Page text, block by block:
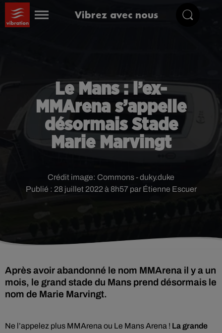
Vibrez avec nous
Le Mans : l’ex-
MMArena s’appelle
désormais Stade
Marie Marvingt
Publié : 28 juillet 2022 à 8h57 par Étienne Escuer
Crédit image: Commons - duky.duke
Après avoir abandonné le nom MMArena il y a un
mois, le grand stade du Mans prend désormais le
nom de Marie Marvingt.
Ne l’appelez plus MMArena ou Le Mans Arena ! La grande